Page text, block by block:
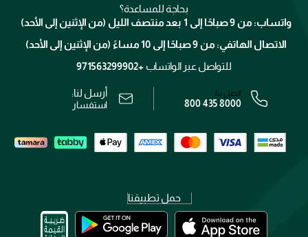
الإرجاع
برنامج الولاء ميوز
الوظائف
الشروط و الأحكام
رقم السجل التجاري: 7013320481 — صادر من وزارة التجارة
بحاجة للمساعدة؟
واتساب: من 9 صباحًا إلى 1 بعد منتصف الليل (من الإثنين إلى الأحد)
الاتصال الهاتفي: من 9 صباحًا إلى 10 مساءً (من الإثنين إلى الأحد)
للتواصل عبر الواتساب +971563299902
اتصل بنا:
800 435 8000
أرسل لنا:
استفسار
حمل تطبيقنا